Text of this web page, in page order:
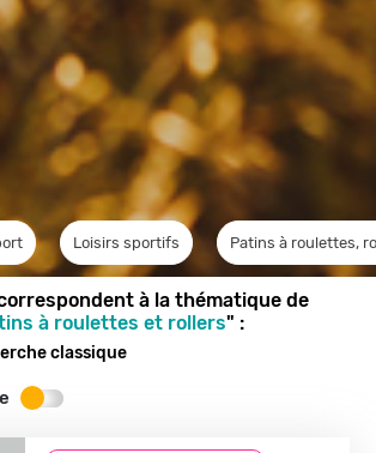
Loisirs sportifs Patins à roulettes,
à la thématique de
à roulettes et rollers" :
classique